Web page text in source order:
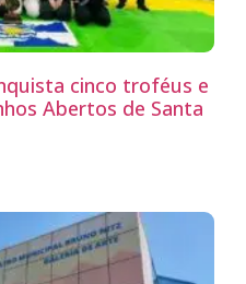
cinco troféus e
Abertos de Santa